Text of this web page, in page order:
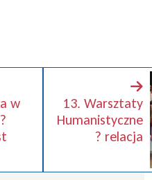
w
13. Warsztaty
Humanistyczne
? relacja